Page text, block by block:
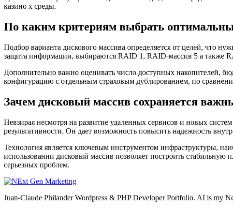
казино х среды.
По каким критериям выбрать
Подбор варианта дискового массива определяется от целей, что
защита информации, выбираются RAID 1, RAID-массив 5 а также
Дополнительно важно оценивать число доступных накопителей,
конфигурацию с отдельным страховым дублированием, по
Зачем дисковый массив сохраняется
Невзирая несмотря на развитие удаленных сервисов и новых
результативности. Он дает возможность повысить надежность
Технология является ключевым инструментом инфраструктуры,
использовании дисковый массив позволяет построить стабильную
серьезных проблем.
Juan-Claude Philander Wordpress & PHP Developer Portfolio. AI is my